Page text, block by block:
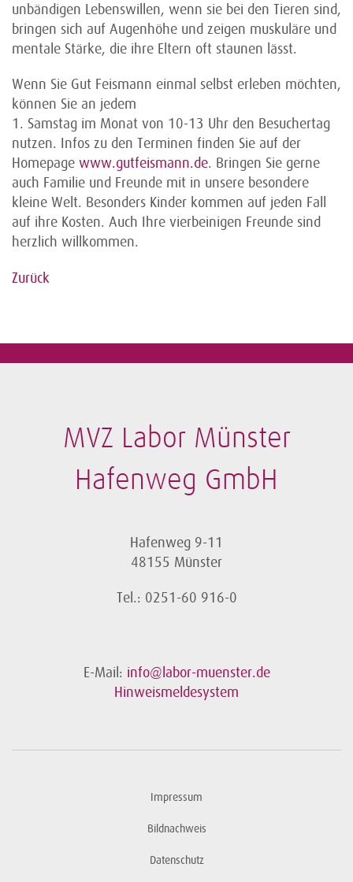
unbändigen Lebenswillen, wenn sie bei den Tieren sind,
bringen sich auf Augenhöhe und zeigen muskuläre und
mentale Stärke, die ihre Eltern oft staunen lässt.
Wenn Sie Gut Feismann einmal selbst erleben möchten,
können Sie an jedem
1. Samstag im Monat von 10-13 Uhr den Besuchertag
nutzen. Infos zu den Terminen finden Sie auf der
Homepage www.gutfeismann.de. Bringen Sie gerne
auch Familie und Freunde mit in unsere besondere
kleine Welt. Besonders Kinder kommen auf jeden Fall
auf ihre Kosten. Auch Ihre vierbeinigen Freunde sind
herzlich willkommen.
Zurück
MVZ Labor Münster
Hafenweg GmbH
Hafenweg 9-11
48155 Münster
Tel.: 0251-60 916-0
E-Mail: info@labor-muenster.de
Hinweismeldesystem
Impressum
Bildnachweis
Datenschutz